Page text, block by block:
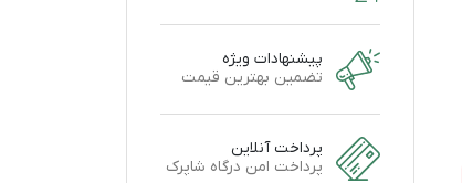
پیشنهادات ویژه
تضمین بهترین قیمت
پرداخت آنلاین
پرداخت امن درگاه شاپرک